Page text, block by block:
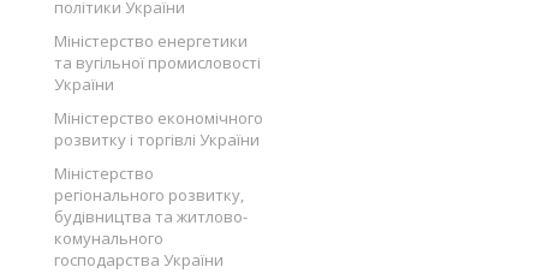
політики України
Міністерство енергетики
та вугільної промисловості
України
Міністерство економічного
розвитку і торгівлі України
Міністерство
регіонального розвитку,
будівництва та житлово-
комунального
господарства України